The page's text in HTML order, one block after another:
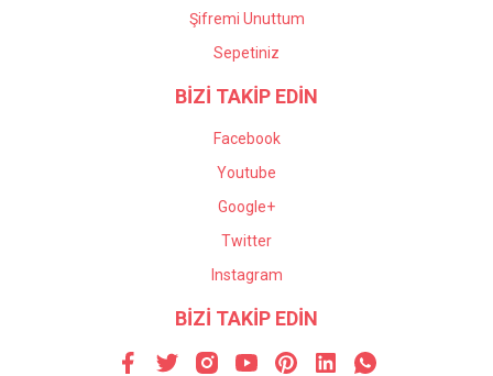
Şifremi Unuttum
Sepetiniz
BİZİ TAKİP EDİN
Facebook
Youtube
Google+
Twitter
Instagram
BİZİ TAKİP EDİN